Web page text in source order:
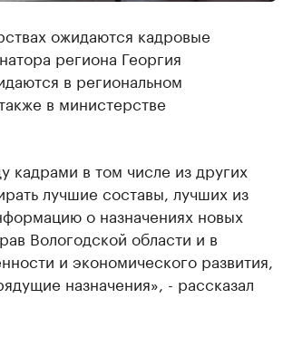
ожидаются кадровые
региона Георгия
в региональном
в министерстве
кадрами в том числе из других
лучшие составы, лучших из
о назначениях новых
Вологодской области и в
и экономического развития,
назначения», - рассказал